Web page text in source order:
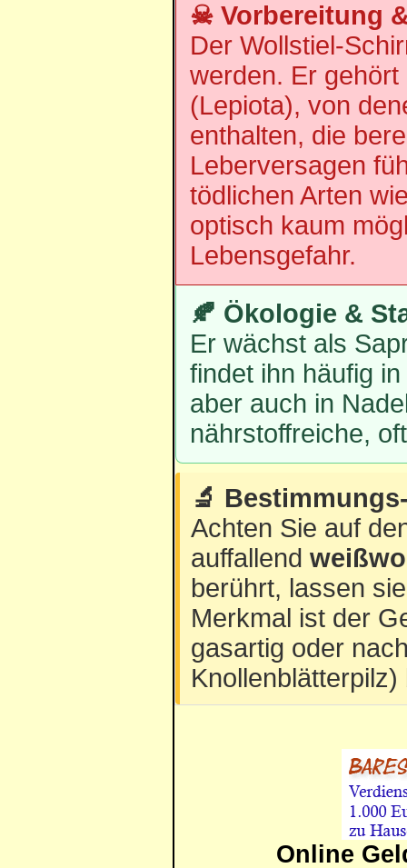
☠ Vorbereitung
Der Wollstiel-
werden. Er
(Lepiota), von
enthalten, die
Leberversagen
tödlichen Arten
optisch kaum
Lebensgefahr.
🍂 Ökologie &
Er wächst als
findet ihn häufig
aber auch in
nährstoffreiche,
🔬
Achten Sie auf
auffallend
berührt, lassen
Merkmal ist der
gasartig oder
Online